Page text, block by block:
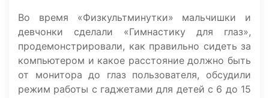
Во время «Физкультминутки» мальчишки и
девчонки сделали «Гимнастику для глаз»,
продемонстрировали, как правильно сидеть за
компьютером и какое расстояние должно быть
от монитора до глаз пользователя, обсудили
режим работы с гаджетами для детей с 6 до 15